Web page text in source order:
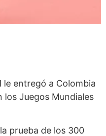
le entregó a Colombia
los Juegos Mundiales
prueba de los 300